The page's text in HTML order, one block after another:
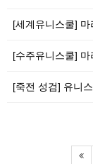
[세계유니스쿨] 마
[수주유니스쿨]
[죽전 성검] 유니